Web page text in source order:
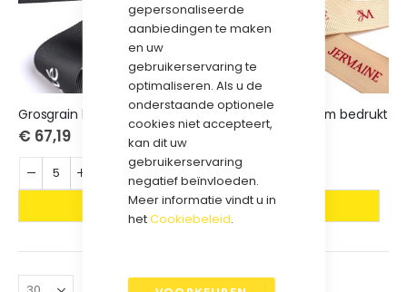
gepersonaliseerde
aanbiedingen te maken
en uw
gebruikerservaring te
optimaliseren. Als u de
onderstaande optionele
cookies niet accepteert,
kan dit uw
gebruikerservaring
negatief beïnvloeden.
Meer informatie vindt u in
hetCookiebeleid.
Grosgrain lint 38mm bedrukt
€ 67,19
Grosgrain lint 50mm bedrukt
€ 74,70